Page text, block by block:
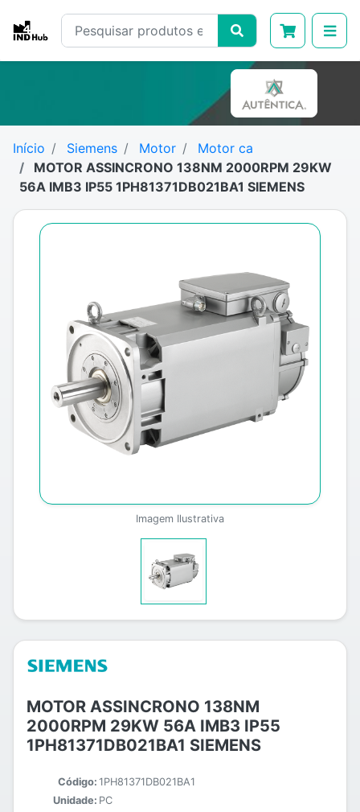
Início Siemens Motor
Motor ca
MOTOR ASSINCRONO 138NM 2000RPM 29KW
56A IMB3 IP55 1PH81371DB021BA1 SIEMENS
Imagem Ilustrativa
MOTOR ASSINCRONO 138NM
2000RPM 29KW 56A IMB3 IP55
1PH81371DB021BA1 SIEMENS
Código: 1PH81371DB021BA1
Unidade: PC